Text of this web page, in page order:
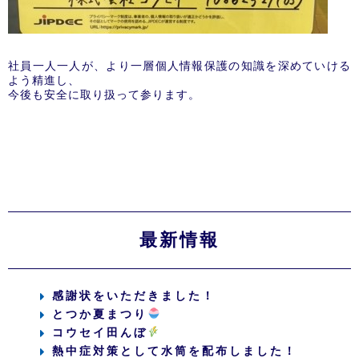
社員一人一人が、より一層個人情報保護の知識を深めていける
よう精進し、
今後も安全に取り扱って参ります。
最新情報
感謝状をいただきました！
とつか夏まつり
コウセイ田んぼ
熱中症対策として水筒を配布しました！